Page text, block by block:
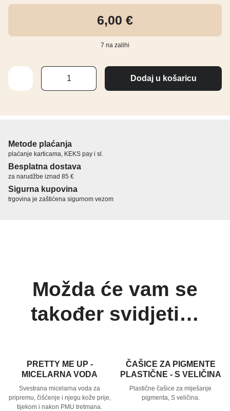
6,00 €
7 na zalihi
ČAŠICE
PIGMENTE
S
Dodaj u košaricu
Metode plaćanja
plaćanje karticama, KEKS pay i sl.
Besplatna dostava
za narudžbe iznad 85 €
Sigurna kupovina
trgovina je zaštićena sigurnom vezom
Možda će vam se
također svidjeti…
PRETTY ME UP -
MICELARNA VODA
Svestrana micelarna voda za
pripremu, čišćenje i njegu kože prije,
tijekom i nakon PMU tretmana.
ČAŠICE ZA PIGMENTE
PLASTIČNE - S VELIČINA
Plastične čašice za miješanje
pigmenta, S veličina.